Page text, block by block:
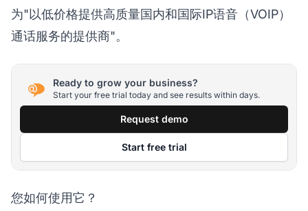
为"以低价格提供高质量国内和国际IP语音（VOIP）
通话服务的提供商"。
Ready to grow your business?
Start your free trial today and see results within days.
Request demo
Start free trial
您如何使用它？